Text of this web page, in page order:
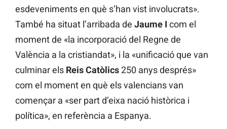
esdeveniments en què s’han vist involucrats».
També ha situat l’arribada de Jaume I com el
moment de «la incorporació del Regne de
València a la cristiandat», i la «unificació que van
culminar els Reis Catòlics250 anys després»
com el moment en què els valencians van
començar a «ser part d’eixa nació històrica i
política», en referència a Espanya.